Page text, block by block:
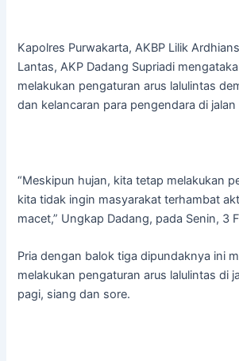
Kapolres Purwakarta, AKBP Lilik
Lantas, AKP Dadang Supriadi
melakukan pengaturan arus lalulintas
dan kelancaran para pengendara di jalan
“Meskipun hujan, kita tetap melakukan
kita tidak ingin masyarakat terhambat
macet,” Ungkap Dadang, pada Senin, 3
Pria dengan balok tiga dipundaknya ini
melakukan pengaturan arus lalulintas di
pagi, siang dan sore.